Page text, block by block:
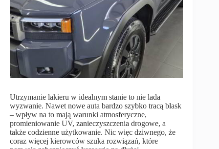
Utrzymanie lakieru w idealnym stanie to nie lada
wyzwanie. Nawet nowe auta bardzo szybko tracą blask
– wpływ na to mają warunki atmosferyczne,
promieniowanie UV, zanieczyszczenia drogowe, a
także codzienne użytkowanie. Nic więc dziwnego, że
coraz więcej kierowców szuka rozwiązań, które